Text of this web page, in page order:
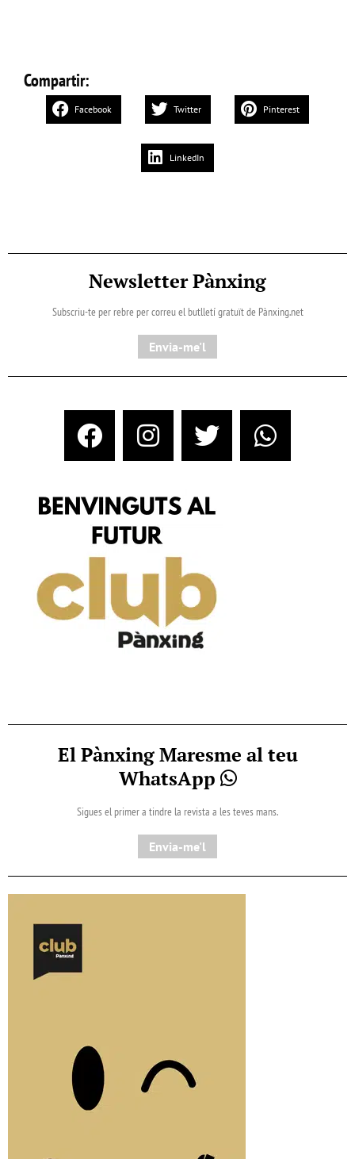
Compartir:
Facebook Twitter Pinterest
LinkedIn
Newsletter Pànxing
Subscriu-te per rebre per correu el butlletí gratuït de Pànxing.net​
Envia-me'l
El Pànxing Maresme al teu
WhatsApp
Sigues el primer a tindre la revista a les teves mans.
Envia-me'l